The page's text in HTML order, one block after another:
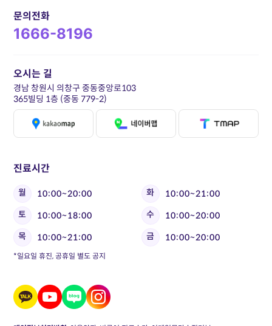
문의전화
1666-8196
진료시간
월 10:00~20:00 화
10:00~21:00
토
10:00~18:00 수
10:00~20:00
목
10:00~21:00 금 10:00~20:00
*일요일 휴진, 공휴일 별도 공지
오시는 길
경남 창원시 의창구 중동중앙로103
365빌딩 1층 (중동 779-2)